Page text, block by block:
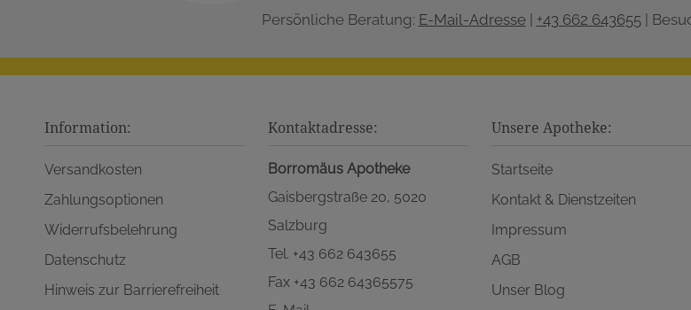
Persönliche Beratung: E-Mail-Adresse| +43 662 643655|
Information:
Versandkosten
Zahlungsoptionen
Widerrufsbelehrung
Datenschutz
Hinweis zur Barrierefreiheit
Kontaktadresse:
Borromäus Apotheke
Gaisbergstraße 20, 5020
Salzburg
Tel. +43 662 643655
Fax +43 662 64365575
Unsere Apotheke:
Startseite
Kontakt & Dienstzeiten
Impressum
AGB
Unser Blog